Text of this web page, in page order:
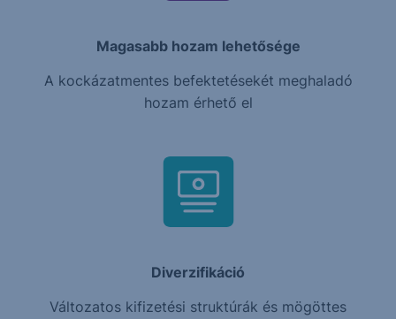
Magasabb hozam lehetősége
A kockázatmentes befektetésekét meghaladó
hozam érhető el
Diverzifikáció
Változatos kifizetési struktúrák és mögöttes